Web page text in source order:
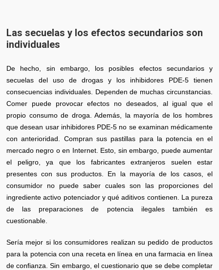
Las secuelas y los efectos secundarios son
individuales
De hecho, sin embargo, los posibles efectos secundarios y
secuelas del uso de drogas y los inhibidores PDE-5 tienen
consecuencias individuales. Dependen de muchas circunstancias.
Comer puede provocar efectos no deseados, al igual que el
propio consumo de droga. Además, la mayoría de los hombres
que desean usar inhibidores PDE-5 no se examinan médicamente
con anterioridad. Compran sus pastillas para la potencia en el
mercado negro o en Internet. Esto, sin embargo, puede aumentar
el peligro, ya que los fabricantes extranjeros suelen estar
presentes con sus productos. En la mayoría de los casos, el
consumidor no puede saber cuales son las proporciones del
ingrediente activo potenciador y qué aditivos contienen. La pureza
de las preparaciones de potencia ilegales también es
cuestionable.
Sería mejor si los consumidores realizan su pedido de productos
para la potencia con una receta en línea en una farmacia en línea
de confianza. Sin embargo, el cuestionario que se debe completar